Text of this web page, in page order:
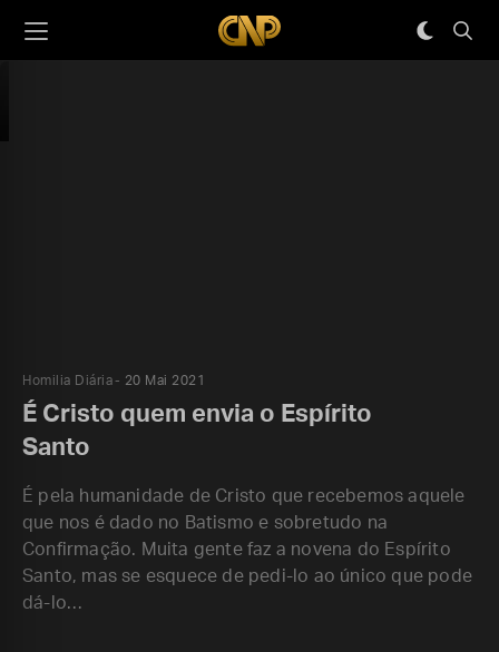
Homilia Diária 20 Mai 2021
É Cristo quem envia o Espírito
Santo
É pela humanidade de Cristo que recebemos aquele
que nos é dado no Batismo e sobretudo na
Confirmação. Muita gente faz a novena do Espírito
Santo, mas se esquece de pedi-lo ao único que pode
dá-lo…